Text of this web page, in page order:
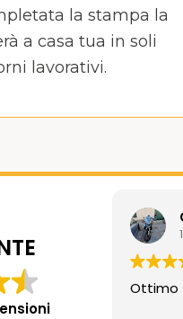
la stampa la
a casa tua in soli
lavorativi.
Ottimo